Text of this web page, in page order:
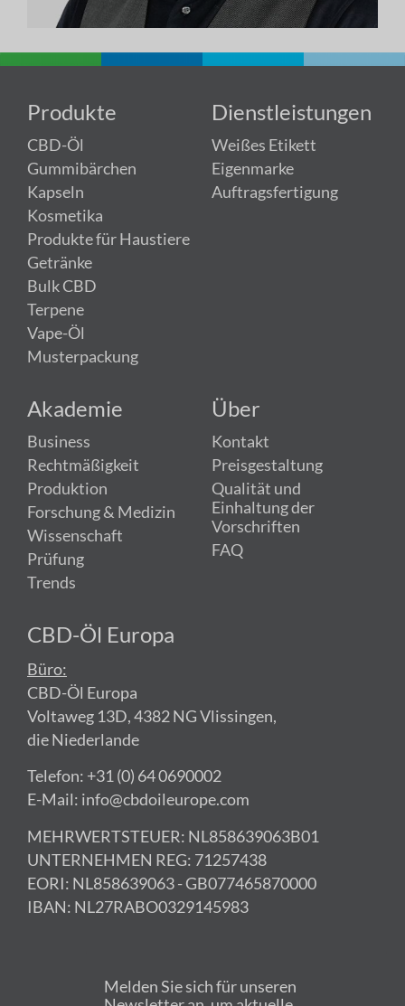
Produkte
CBD-Öl
Gummibärchen
Kapseln
Kosmetika
Produkte für Haustiere
Getränke
Bulk CBD
Terpene
Vape-Öl
Musterpackung
Dienstleistungen
Weißes Etikett
Eigenmarke
Auftragsfertigung
Akademie
Business
Rechtmäßigkeit
Produktion
Forschung & Medizin
Wissenschaft
Prüfung
Trends
Über
Kontakt
Preisgestaltung
Qualität und
Einhaltung der
Vorschriften
FAQ
CBD-Öl Europa
Büro:
CBD-Öl Europa
Voltaweg 13D, 4382 NG Vlissingen,
die Niederlande
Telefon: +31 (0) 64 0690002
E-Mail: info@cbdoileurope.com
MEHRWERTSTEUER: NL858639063B01
UNTERNEHMEN REG: 71257438
EORI: NL858639063 - GB077465870000
IBAN: NL27RABO0329145983
Melden Sie sich für unseren